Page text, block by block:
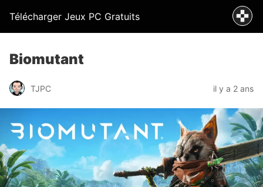
Télécharger Jeux PC Gratuits
Biomutant
TJPC il y a 2 ans